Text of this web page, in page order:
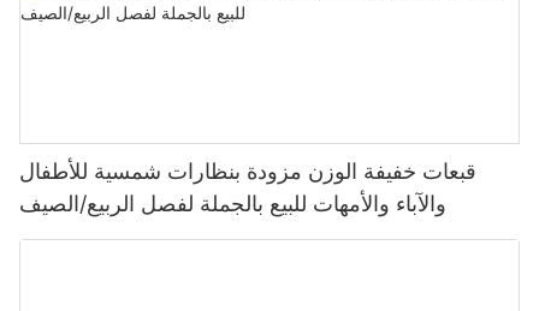
قبعات خفيفة الوزن مزودة بنظارات شمسية للأطفال
والآباء والأمهات للبيع بالجملة لفصل الربيع/الصيف